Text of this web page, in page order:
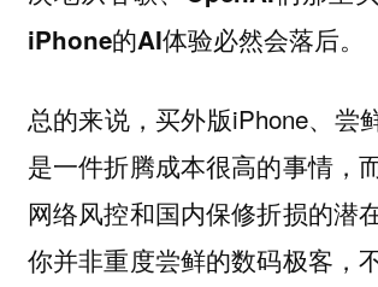
iPhone的AI体验必然会落后。
总的来说，买外版iPhone、尝
是一件折腾成本很高的事情，
网络风控和国内保修折损的潜
你并非重度尝鲜的数码极客，